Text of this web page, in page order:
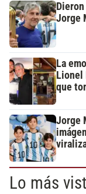
Jorge
La
Lionel
que
Jorge
Lo más